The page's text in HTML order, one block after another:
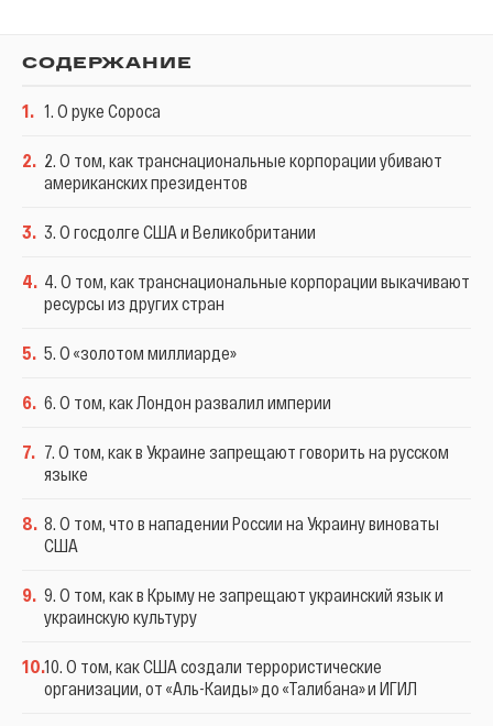
СОДЕРЖАНИЕ
1. 1. О руке Сороса
2. 2. О том, как транснациональные корпорации убивают
американских президентов
3. 3. О госдолге США и Великобритании
4. 4. О том, как транснациональные корпорации выкачивают
ресурсы из других стран
5. 5. О «золотом миллиарде»
6. 6. О том, как Лондон развалил империи
7. 7. О том, как в Украине запрещают говорить на русском
языке
8. 8. О том, что в нападении России на Украину виноваты
США
9. 9. О том, как в Крыму не запрещают украинский язык и
украинскую культуру
10.10. О том, как США создали террористические
организации, от «Аль-Каиды» до «Талибана» и ИГИЛ